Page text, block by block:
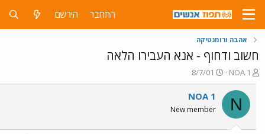
התחבר הירשם
אהבה ורומנטיקה
חשוב ודחוף - אנא העבירו הלאה
פ
ו
ת
ח
ה
NOA 1
פ
ו
ר
ם
8/7/01
N
NOA 1
New member